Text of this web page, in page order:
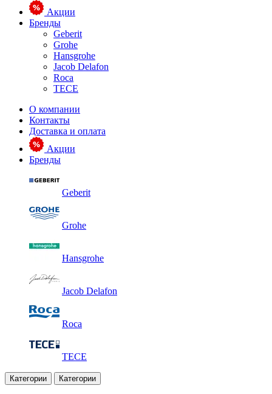
Акции
Бренды
Geberit
Grohe
Hansgrohe
Jacob Delafon
Roca
TECE
О компании
Контакты
Доставка и оплата
Акции
Бренды
Geberit
Grohe
Hansgrohe
Jacob Delafon
Roca
TECE
Категории Категории